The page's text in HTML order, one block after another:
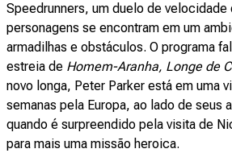
Speedrunners, um duelo de velocidade
personagens se encontram em um
armadilhas e obstáculos. O programa
estreia de Homem-Aranha, Longe de
novo longa, Peter Parker está em uma
semanas pela Europa, ao lado de seus
quando é surpreendido pela visita de
para mais uma missão heroica.